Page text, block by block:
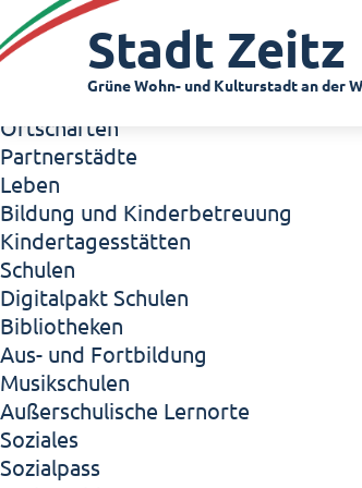
Zeitz - Die Kleinstadt
Willkommen in Zeitz!
Interview mit Oberbürgermeister
Zeitz - Stadt der Zukunft
Ortschaften
Partnerstädte
Leben
Bildung und Kinderbetreuung
Kindertagesstätten
Schulen
Digitalpakt Schulen
Bibliotheken
Aus- und Fortbildung
Musikschulen
Außerschulische Lernorte
Soziales
Sozialpass
Stadt Zeitz
Grüne Wohn- und Kulturstadt an der